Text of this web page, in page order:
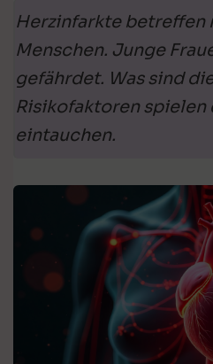
Herzinfarkte betreffen
Menschen. Junge
gefährdet. Was sind
Risikofaktoren spielen
eintauchen.